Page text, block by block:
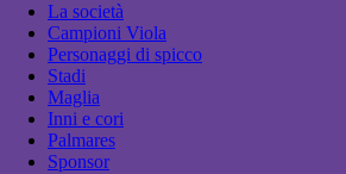
La società
Campioni Viola
Personaggi di spicco
Stadi
Maglia
Inni e cori
Palmares
Sponsor